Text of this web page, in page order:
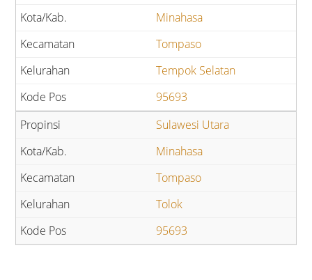
Minahasa
Tompaso
Tempok Selatan
95693
Sulawesi Utara
Minahasa
Tompaso
Tolok
95693